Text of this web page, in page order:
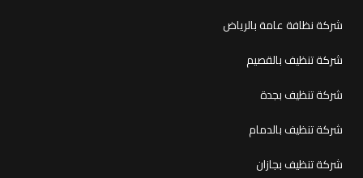
شركة نظافة عامة بالرياض
شركة تنظيف بالقصيم
شركة تنظيف بجدة
شركة تنظيف بالدمام
شركة تنظيف بجازان